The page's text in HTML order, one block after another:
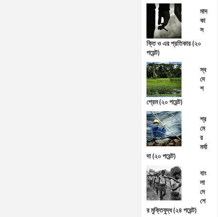
মাদ
কা
স
ক্তি ও এর প্রতিকার (২০
পয়েন্ট)
স্ব
দে
শ
প্রেম (২০ পয়েন্ট)
শ্র
মে
র
মর্যা
দা (২০ পয়েন্ট)
বাং
লা
দে
শে
র মুক্তিযুদ্ধ (২৪ পয়েন্ট)